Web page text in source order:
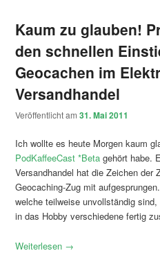
Kaum zu glauben!
den schnellen
Geocachen im
Versandhandel
Veröffentlicht am31. Mai 2011
Ich wollte es heute Morgen kaum
PodKaffeeCast *Beta gehört habe.
Versandhandel hat die Zeichen der
Geocaching-Zug mit
welche teilweise unvollständig
in das Hobby verschiedene fertig
Weiterlesen →